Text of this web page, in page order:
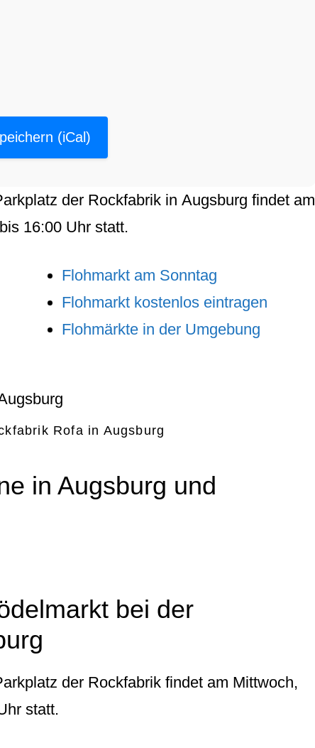
(iCal)
der Rockfabrik in Augsburg findet am
bis 16:00 Uhr statt.
Flohmarkt am Sonntag
Flohmarkt kostenlos eintragen
Flohmärkte in der Umgebung
Rofa in Augsburg
in Augsburg und
bei der
der Rockfabrik findet am Mittwoch,
statt.